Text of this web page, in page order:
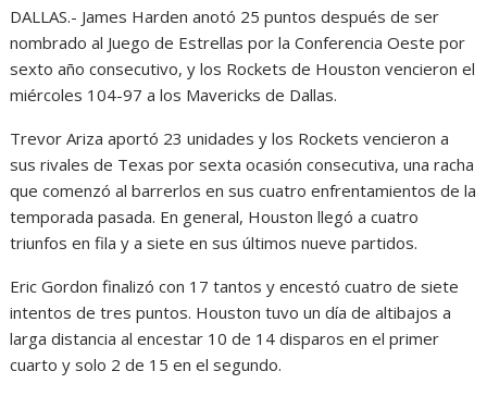
DALLAS.- James Harden anotó 25 puntos después de ser
nombrado al Juego de Estrellas por la Conferencia Oeste por
sexto año consecutivo, y los Rockets de Houston vencieron el
miércoles 104-97 a los Mavericks de Dallas.
Trevor Ariza aportó 23 unidades y los Rockets vencieron a
sus rivales de Texas por sexta ocasión consecutiva, una racha
que comenzó al barrerlos en sus cuatro enfrentamientos de la
temporada pasada. En general, Houston llegó a cuatro
triunfos en fila y a siete en sus últimos nueve partidos.
Eric Gordon finalizó con 17 tantos y encestó cuatro de siete
intentos de tres puntos. Houston tuvo un día de altibajos a
larga distancia al encestar 10 de 14 disparos en el primer
cuarto y solo 2 de 15 en el segundo.